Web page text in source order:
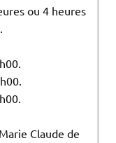
ou 4 heures
Claude de